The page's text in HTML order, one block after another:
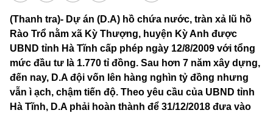
(Thanh tra)- Dự án (D.A) hồ chứa nước, tràn xả lũ hồ
Rào Trổ nằm xã Kỳ Thượng, huyện Kỳ Anh được
UBND tỉnh Hà Tĩnh cấp phép ngày 12/8/2009 với tổng
mức đầu tư là 1.770 tỉ đồng. Sau hơn 7 năm xây dựng,
đến nay, D.A đội vốn lên hàng nghìn tỷ đồng nhưng
vẫn ì ạch, chậm tiến độ. Theo yêu cầu của UBND tỉnh
Hà Tĩnh, D.A phải hoàn thành để 31/12/2018 đưa vào